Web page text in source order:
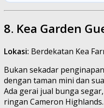
8. Kea Garden
Lokasi: Berdekatan Kea
Bukan sekadar
dengan taman mini dan
Ada gerai jual bunga
ringan Cameron Highlands.